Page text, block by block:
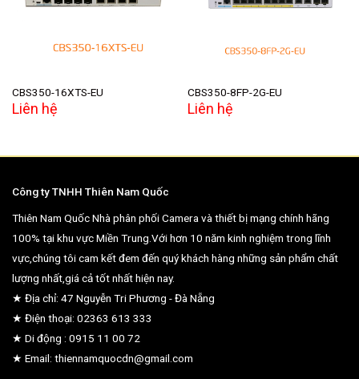
CBS350-16XTS-EU
Liên hệ
CBS350-8FP-2G-EU
Liên hệ
Công ty TNHH Thiên Nam Quốc
Thiên Nam Quốc Nhà phân phối Camera và thiết bị mạng chính hãng
100% tại khu vực Miền Trung.Với hơn 10 năm kinh nghiệm trong lĩnh
vực,chúng tôi cam kết đem đến quý khách hàng những sản phẩm chất
lượng nhất,giá cả tốt nhất hiện nay.
★ Địa chỉ: 47 Nguyễn Tri Phương - Đà Nẵng
★ Điện thoại: 02363 613 333
★ Di động : 0915 11 00 72
★ Email: thiennamquocdn@gmail.com